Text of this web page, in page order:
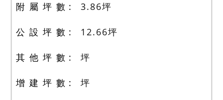
附 屬 坪 數 3.86坪
公 設 坪 數 12.66坪
其 他 坪 數 坪
增 建 坪 數 坪